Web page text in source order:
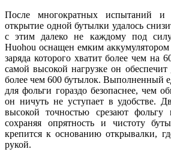
После многократных испытаний и
открытие одной бутылки удалось
с этим далеко не каждому под
Huohou оснащен емким
заряда которого хватит более чем на
самой высокой нагрузке он обеспечит
более чем 600 бутылок. Выполненный
для фольги гораздо безопаснее, чем
он ничуть не уступает в удобстве.
высокой точностью срезают
сохраняя опрятность и чистоту
крепится к основанию открывалки,
рукой.